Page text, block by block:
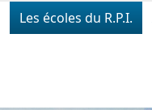
Les écoles du R.P.I.